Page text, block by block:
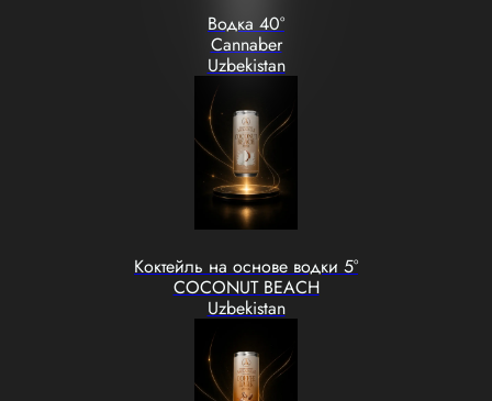
Водка 40°
Cannaber
Uzbekistan
Коктейль на основе водки 5°
COCONUT BEACH
Uzbekistan